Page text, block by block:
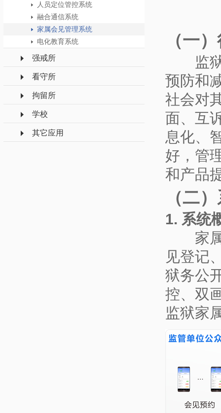
人员定位管控系统
融合通信系统
家属会见管理系统
电化教育系统
强戒所
看守所
拘留所
学校
其它应用
（一
监狱
预防和
社会对
面、互
息化、
好，管
和产品
（二
1. 系统
家属
见登记
狱务公
控、双
监狱家